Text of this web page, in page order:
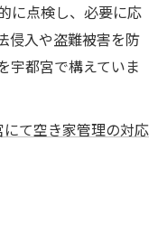
に点検し、必要に応
侵入や盗難被害を防
宇都宮で構えていま
にて空き家管理の対応